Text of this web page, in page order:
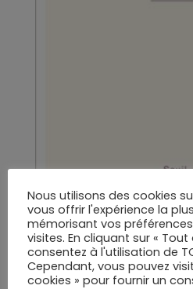
Prière de ne pas
P.-2021-Seuil, Paris
Nous utilisons des cookies
vous offrir l'expérience la
mémorisant vos
visites. En cliquant sur «
consentez à l'utilisation de
Cependant, vous pouvez
cookies » pour fournir un